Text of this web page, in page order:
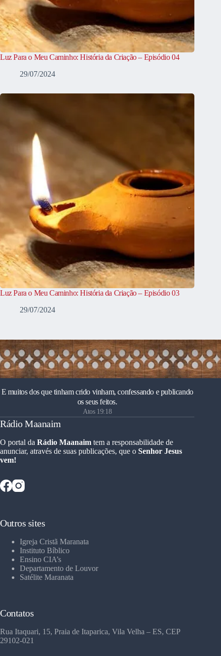
Luz Para o Meu Caminho: História da Criação – Episódio 04
29/07/2024
Luz Para o Meu Caminho: História da Criação – Episódio 03
29/07/2024
E muitos dos que tinham crido vinham, confessando e publicando
os seus feitos.
Atos 19:18
Rádio Maanaim
O portal da Rádio Maanaim tem a responsabilidade de
anunciar, através de suas publicações, que o Senhor Jesus
vem!
Outros sites
Igreja Cristã Maranata
Instituto Bíblico
Ensino CIA’s
Departamento de Louvor
Satélite Maranata
Contatos
Rua Itaquari, 15, Praia de Itaparica, Vila Velha – ES, CEP
29102-021